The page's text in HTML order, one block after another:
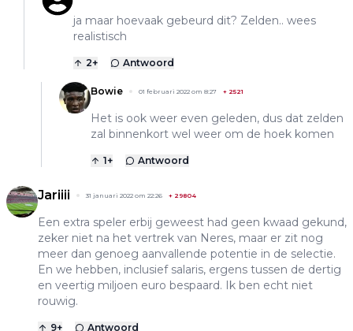
ja maar hoevaak gebeurd dit? Zelden.. wees
realistisch
2+ Antwoord
Bowie 01 februari 2022 om 8:27 + 2521
Het is ook weer even geleden, dus dat zelden
zal binnenkort wel weer om de hoek komen
1+ Antwoord
Jariiii 31 januari 2022 om 22:26 + 29804
Een extra speler erbij geweest had geen kwaad gekund,
zeker niet na het vertrek van Neres, maar er zit nog
meer dan genoeg aanvallende potentie in de selectie.
En we hebben, inclusief salaris, ergens tussen de dertig
en veertig miljoen euro bespaard. Ik ben echt niet
rouwig.
9+ Antwoord